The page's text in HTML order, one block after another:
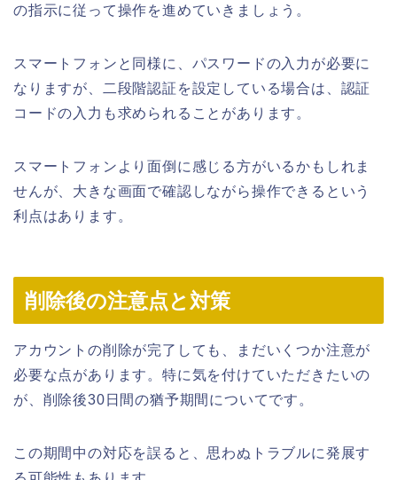
の指示に従って操作を進めていきましょう。
スマートフォンと同様に、パスワードの入力が必要に
なりますが、二段階認証を設定している場合は、認証
コードの入力も求められることがあります。
スマートフォンより面倒に感じる方がいるかもしれま
せんが、大きな画面で確認しながら操作できるという
利点はあります。
削除後の注意点と対策
アカウントの削除が完了しても、まだいくつか注意が
必要な点があります。特に気を付けていただきたいの
が、削除後30日間の猶予期間についてです。
この期間中の対応を誤ると、思わぬトラブルに発展す